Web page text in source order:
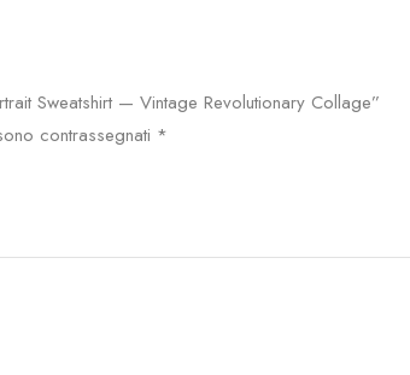
Sweatshirt — Vintage Revolutionary Collage”
contrassegnati *